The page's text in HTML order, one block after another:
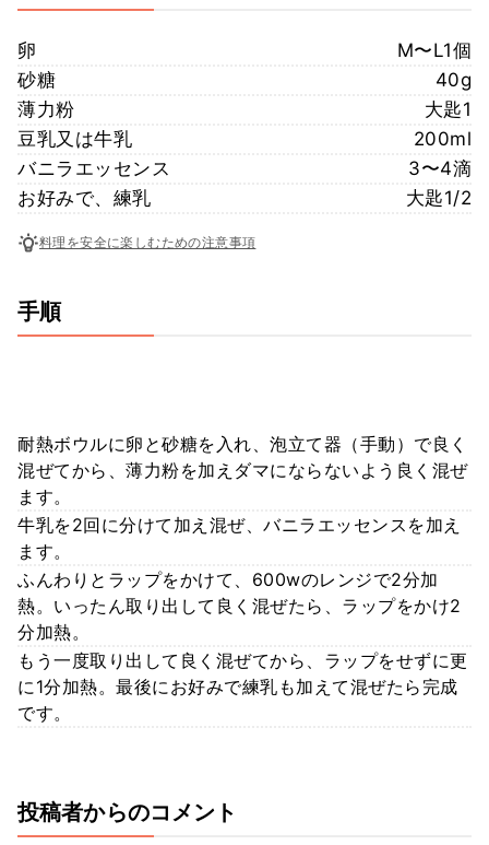
卵
M〜L1個
砂糖
40g
薄力粉
大匙1
豆乳又は牛乳
200ml
バニラエッセンス
3〜4滴
お好みで、練乳
大匙1/2
料理を安全に楽しむための注意事項
手順
耐熱ボウルに卵と砂糖を入れ、泡立て器（手動）で良く
混ぜてから、薄力粉を加えダマにならないよう良く混ぜ
ます。
牛乳を2回に分けて加え混ぜ、バニラエッセンスを加え
ます。
ふんわりとラップをかけて、600wのレンジで2分加
熱。いったん取り出して良く混ぜたら、ラップをかけ2
分加熱。
もう一度取り出して良く混ぜてから、ラップをせずに更
に1分加熱。最後にお好みで練乳も加えて混ぜたら完成
です。
投稿者からのコメント